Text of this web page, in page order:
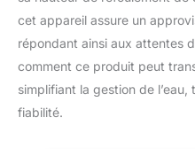
cet appareil assure un
répondant ainsi aux attentes
comment ce produit peut
simplifiant la gestion de
fiabilité.